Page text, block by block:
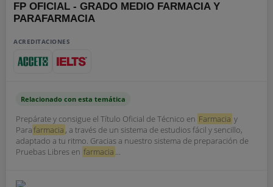
FP OFICIAL - GRADO MEDIO FARMACIA Y
PARAFARMACIA
ACREDITACIONES
Relacionado con esta temática
Prepárate y consigue el Título Oficial de Técnico en Farmacia y
Parafarmacia , a través de un sistema de estudios fácil y sencillo,
adaptado a tu ritmo. Gracias a nuestro sistema de preparación de
Pruebas Libres en farmacia ...